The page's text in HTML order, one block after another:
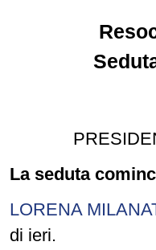
La seduta
LORENA
di ieri.